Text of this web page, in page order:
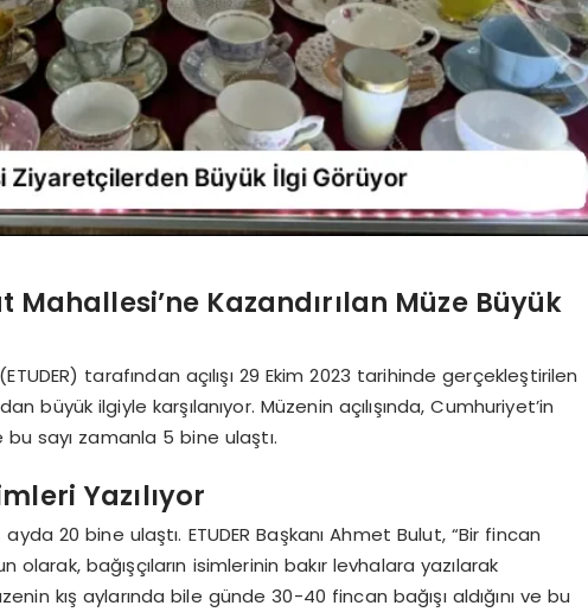
Mahallesi’ne Kazandırılan Müze Büyük
tarafından açılışı 29 Ekim 2023 tarihinde gerçekleştirilen
büyük ilgiyle karşılanıyor. Müzenin açılışında, Cumhuriyet’in
sayı zamanla 5 bine ulaştı.
Yazılıyor
20 bine ulaştı. ETUDER Başkanı Ahmet Bulut, “Bir fincan
olarak, bağışçıların isimlerinin bakır levhalara yazılarak
kış aylarında bile günde 30-40 fincan bağışı aldığını ve bu